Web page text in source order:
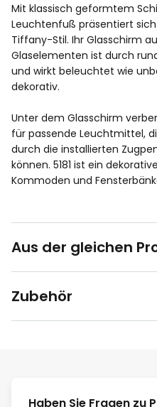
Mit klassisch geformtem
Leuchtenfuß präsentiert sich
Tiffany-Stil. Ihr Glasschirm
Glaselementen ist durch
und wirkt beleuchtet wie
dekorativ.
Unter dem Glasschirm
für passende Leuchtmittel,
durch die installierten
können. 5181 ist ein
Kommoden und
Aus der gleichen
Zubehör
Haben Sie Fragen zu